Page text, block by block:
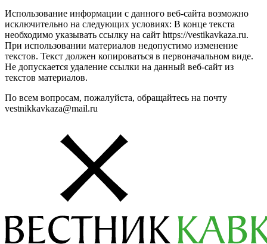
Использование информации с данного веб-сайта возможно
исключительно на следующих условиях: В конце текста
необходимо указывать ссылку на сайт https://vestikavkaza.ru.
При использовании материалов недопустимо изменение
текстов. Текст должен копироваться в первоначальном виде.
Не допускается удаление ссылки на данный веб-сайт из
текстов материалов.
По всем вопросам, пожалуйста, обращайтесь на почту
vestnikkavkaza@mail.ru